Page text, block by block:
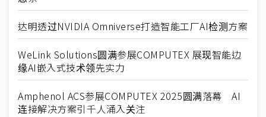
达明透过NVIDIA Omniverse打造智能工厂AI检测方案
WeLink Solutions圆满参展COMPUTEX 展现智能边
缘AI嵌入式技术领先实力
Amphenol ACS参展COMPUTEX 2025圆满落幕 AI
连接解决方案引千人涌入关注